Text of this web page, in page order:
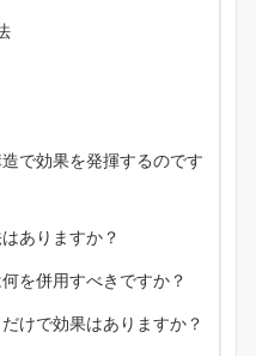
で効果を発揮するのです
ありますか？
を併用すべきですか？
けで効果はありますか？